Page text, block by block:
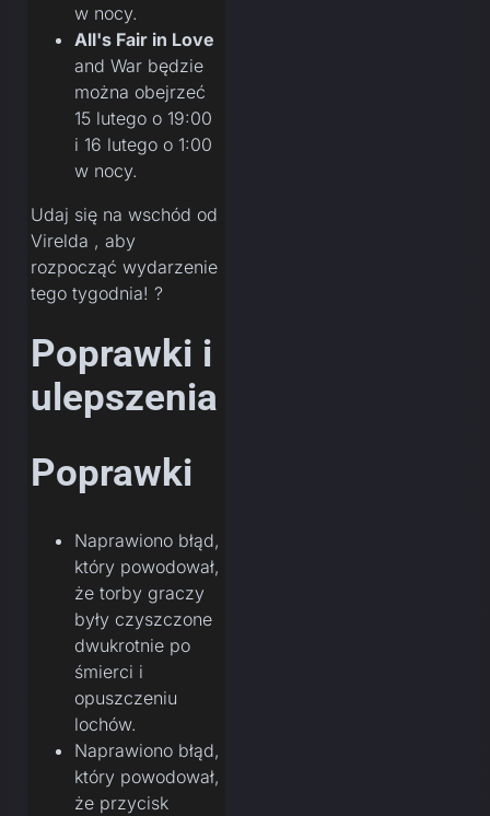
w nocy.
All's Fair in Love
and War będzie
można obejrzeć
15 lutego o 19:00
i 16 lutego o 1:00
w nocy.
Udaj się na wschód od
Virelda , aby
rozpocząć wydarzenie
tego tygodnia! ?
Poprawki i
ulepszenia
Poprawki
Naprawiono błąd,
który powodował,
że torby graczy
były czyszczone
dwukrotnie po
śmierci i
opuszczeniu
lochów.
Naprawiono błąd,
który powodował,
że przycisk